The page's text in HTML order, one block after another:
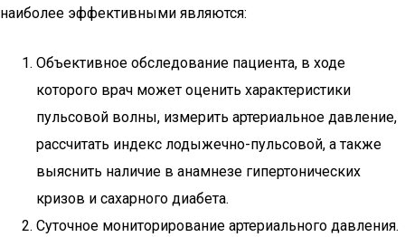
наиболее эффективными являются:
Объективное обследование пациента, в ходе
которого врач может оценить характеристики
пульсовой волны, измерить артериальное давление,
рассчитать индекс лодыжечно-пульсовой, а также
выяснить наличие в анамнезе гипертонических
кризов и сахарного диабета.
Суточное мониторирование артериального давления.